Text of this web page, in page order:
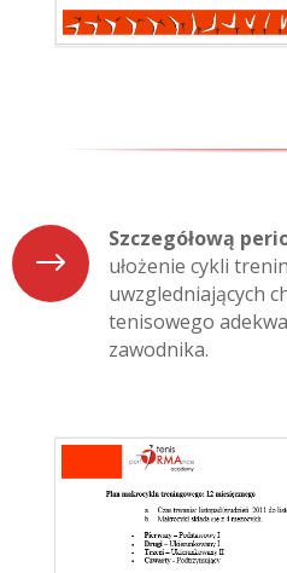
$
Szczegółową
ułożenie cykli
uwzgledniających
tenisowego
zawodnika.